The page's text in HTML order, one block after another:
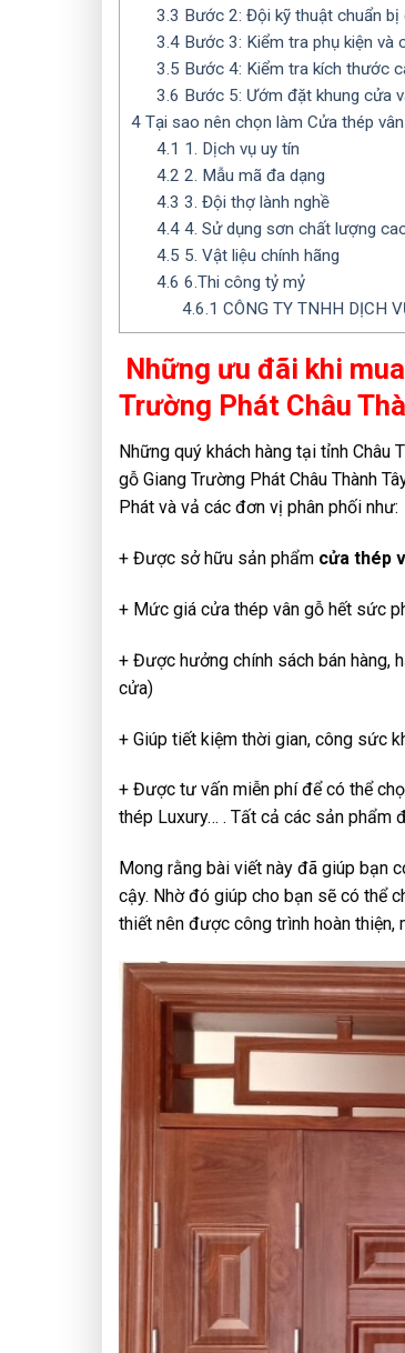
3.3 Bước 2: Đội kỹ thuật chuẩn bị
3.4Bước 3: Kiểm tra phụ kiện và
3.5 Bước 4: Kiểm tra kích thước
3.6 Bước 5: Ướm đặt khung cửa
4 Tại sao nên chọn làm Cửa thép
4.1 1. Dịch vụ uy tín
4.2 2. Mẫu mã đa dạng
4.3 3. Đội thợ lành nghề
4.44. Sử dụng sơn chất lượng
4.5 5. Vật liệu chính hãng
4.6 6.Thi công tỷ mỷ
4.6.1 CÔNG TY TNHH DỊCH
Những ưu đãi khi
Trường Phát Châu
Những quý khách hàng tại tỉnh
gỗ Giang Trường Phát Châu Thành
Phát và vả các đơn vị phân phối như:
+ Được sở hữu sản phẩm cửa thép
+ Mức giá cửa thép vân gỗ hết sức
+ Được hưởng chính sách bán hàng,
cửa)
+ Giúp tiết kiệm thời gian, công sức
+ Được tư vấn miễn phí để có thể
thép Luxury… . Tất cả các sản phẩm
Mong rằng bài viết này đã giúp bạn
cậy. Nhờ đó giúp cho bạn sẽ có thể
thiết nên được công trình hoàn thiện,